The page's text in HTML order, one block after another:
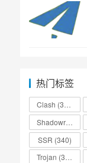
热门标签
Clash (338)
SSR (340)
Trojan (333)